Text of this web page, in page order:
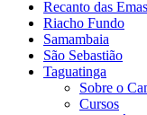
Recanto das Emas
Riacho Fundo
Samambaia
São Sebastião
Taguatinga
Sobre o
Cursos